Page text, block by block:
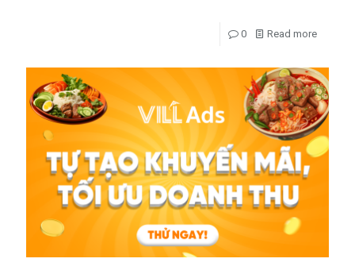
0 Read more